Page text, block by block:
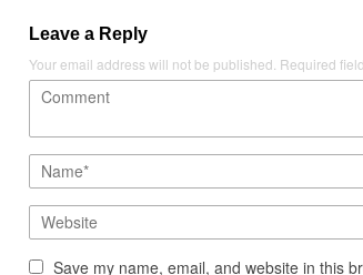
Leave a Reply
Your email address will not be published. Required
Save my name, email, and website in this